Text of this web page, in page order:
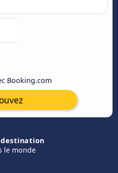
Booking.com
le monde